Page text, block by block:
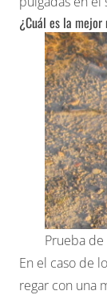
¿Cuál es la
Prueba
En el caso de
regar con una